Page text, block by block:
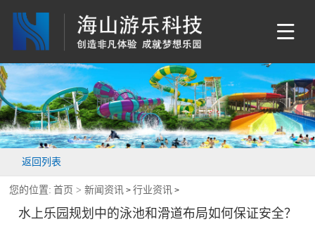
返回列表
您的位置: 首页 >新闻资讯 >行业资讯 >
水上乐园规划中的泳池和滑道布局如何保证安全？